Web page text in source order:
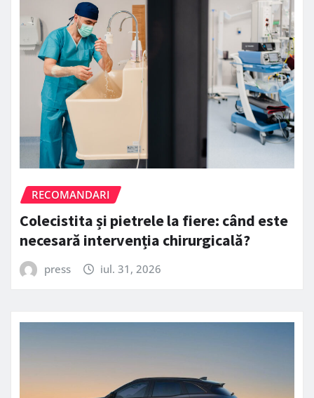
RECOMANDARI
Colecistita și pietrele la fiere: când este
necesară intervenția chirurgicală?
press iul. 31, 2026